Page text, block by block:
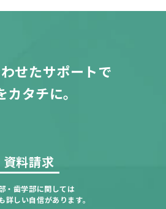
せたサポートで
カタチに。
資料請求
・歯学部に関しては
詳しい自信があります。